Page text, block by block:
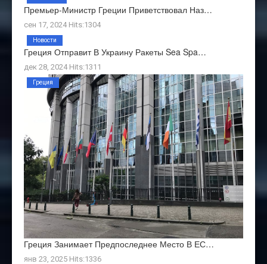
Премьер-Министр Греции Приветствовал Наз…
сен 17, 2024 Hits:1304
Греция Отправит В Украину Ракеты Sea Spa…
дек 28, 2024 Hits:1311
Новости
Греция Занимает Предпоследнее Место В ЕС…
янв 23, 2025 Hits:1336
Греция